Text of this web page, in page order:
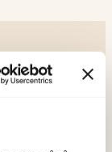
kompetanse